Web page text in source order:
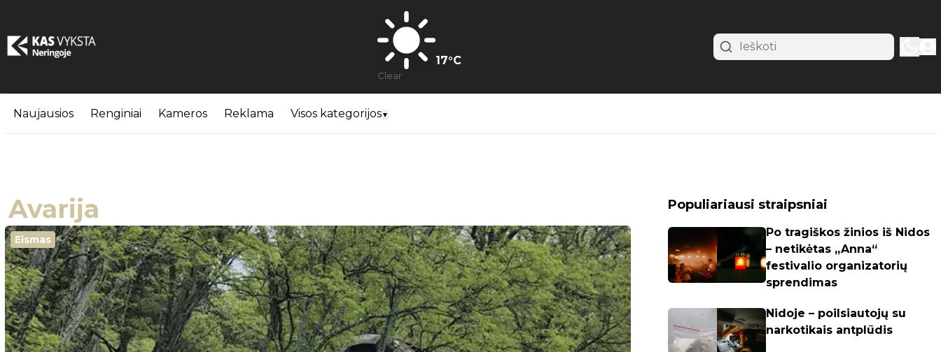
17°C
Clear
Naujausios Renginiai Kameros Reklama Visos kategorijos▼
Avarija
Eismas
Populiariausi straipsniai
Po tragiškos žinios iš Nidos
– netikėtas „Anna“
festivalio organizatorių
sprendimas
Nidoje – poilsiautojų su
narkotikais antplūdis